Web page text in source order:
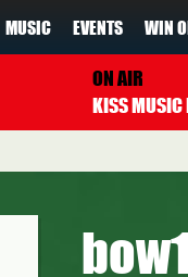
MUSIC EVENTS WIN
ON AIR